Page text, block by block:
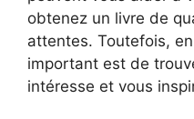
obtenez un livre de
attentes. Toutefois,
important est de
intéresse et vous